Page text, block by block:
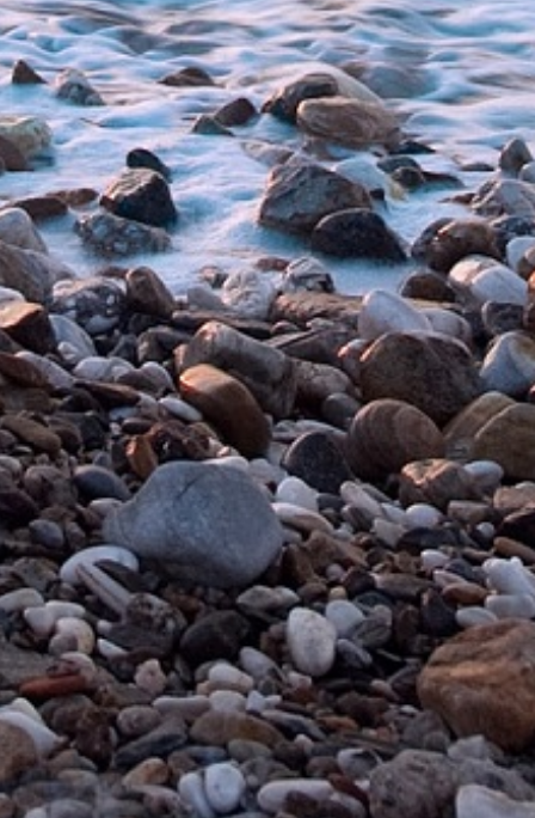
нагрев) 0.821 кВтч
приводится в соответствии с общедоступными источниками информации. Технические
модели. Мы стараемся оперативно реагировать на изменения характеристик производителем, а
параметров товара исключительно важны для Вас, мы рекомендуем уточнять информацию на
НИ В КОЕМ СЛУЧАЕ НЕ ЯВЛЯЕТСЯ публичной офертой и носит исключительно информационный
Покупкам в интернет-магазинеBEMART.RUможно доверять!
Широкий выбор
все многообразие
бытовой техники и
электроники
Оперативная
доставка
Покупателям